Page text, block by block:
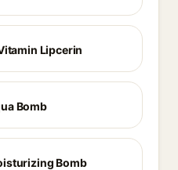
Lipcerin
Bomb
Bomb